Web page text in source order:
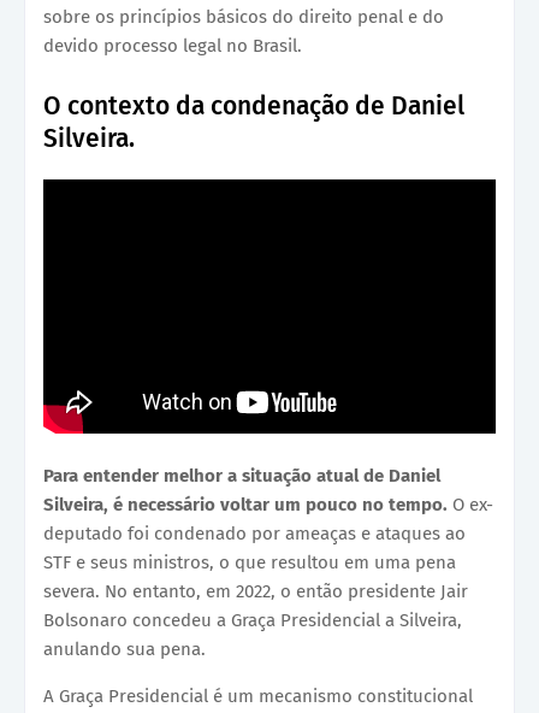
sobre os princípios básicos do direito penal e do
devido processo legal no Brasil.
O contexto da condenação de Daniel
Silveira.
Para entender melhor a situação atual de Daniel
Silveira, é necessário voltar um pouco no tempo. O ex-
deputado foi condenado por ameaças e ataques ao
STF e seus ministros, o que resultou em uma pena
severa. No entanto, em 2022, o então presidente Jair
Bolsonaro concedeu a Graça Presidencial a Silveira,
anulando sua pena.
A Graça Presidencial é um mecanismo constitucional